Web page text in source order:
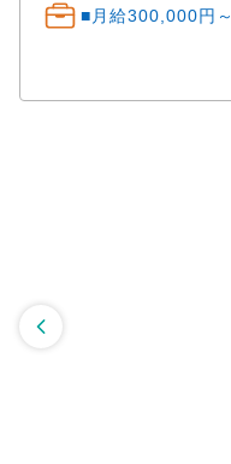
■月給300,000円